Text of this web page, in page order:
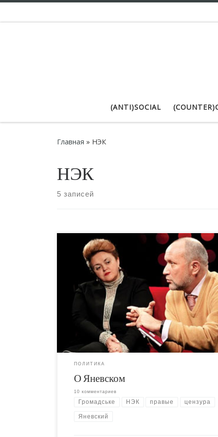
(ANTI)SOCIAL
Главная » НЭК
НЭК
5 записей
Проблема с Яневским вовсе не в том, что он
нахамил правозащитнице. Проблема с
даже не в том, что его журналистика
из себя дешевую низкопробную пропаганду,
том, что он публично призывал с экрана к
цензуры. Проблема в том, что сотрудник
по Защите Морали вообще допускается не
журналистское сообщество, а на телеканал,
определяет себя как "либеральный" и
"демократический".
ПОЛИТИКА
О Яневском
10 комментариев
Громадське НЭК правые цензура
Яневский